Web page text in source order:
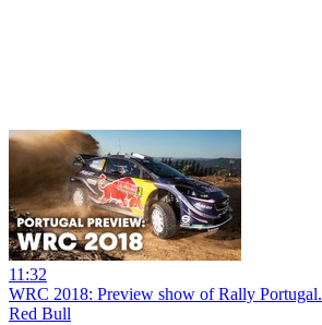
11:32
WRC 2018: Preview show of Rally Portugal.
Red Bull